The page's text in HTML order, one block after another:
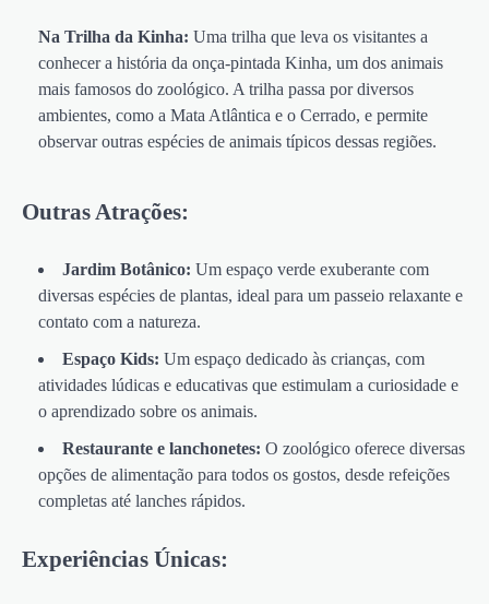
Na Trilha da Kinha: Uma trilha que leva os visitantes a
conhecer a história da onça-pintada Kinha, um dos animais
mais famosos do zoológico. A trilha passa por diversos
ambientes, como a Mata Atlântica e o Cerrado, e permite
observar outras espécies de animais típicos dessas regiões.
Outras Atrações:
Jardim Botânico: Um espaço verde exuberante com
diversas espécies de plantas, ideal para um passeio relaxante e
contato com a natureza.
Espaço Kids: Um espaço dedicado às crianças, com
atividades lúdicas e educativas que estimulam a curiosidade e
o aprendizado sobre os animais.
Restaurante e lanchonetes: O zoológico oferece diversas
opções de alimentação para todos os gostos, desde refeições
completas até lanches rápidos.
Experiências Únicas: